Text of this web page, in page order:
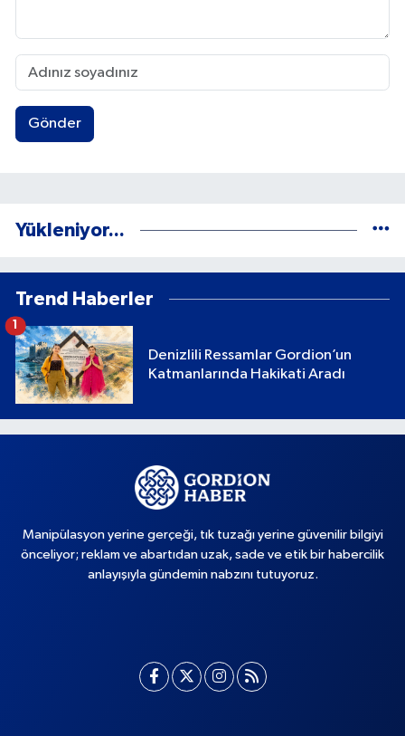
Gönder
Yükleniyor...
Trend Haberler
Denizlili Ressamlar Gordion’un
Katmanlarında Hakikati Aradı
1
Manipülasyon yerine gerçeği, tık tuzağı yerine güvenilir bilgiyi
önceliyor; reklam ve abartıdan uzak, sade ve etik bir habercilik
anlayışıyla gündemin nabzını tutuyoruz.